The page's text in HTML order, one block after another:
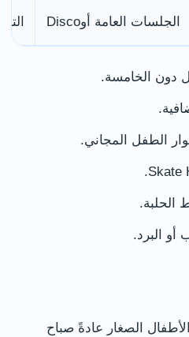
الجلسات العامة أوDisco
دون الخامسة.
الطفل المجاني.
الحلبة.
أو البرد.
الصغار عادةً صباح